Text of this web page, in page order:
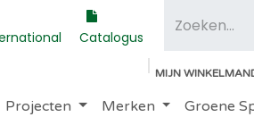
Catalogus
MIJN
Projecten Merken Groene